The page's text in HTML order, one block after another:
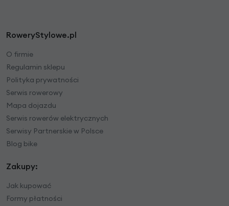
RoweryStylowe.pl
O firmie
Regulamin sklepu
Polityka prywatności
Serwis rowerowy
Mapa dojazdu
Serwis rowerów elektrycznych
Serwisy Partnerskie w Polsce
Blog bike
Zakupy:
Jak kupować
Formy płatności